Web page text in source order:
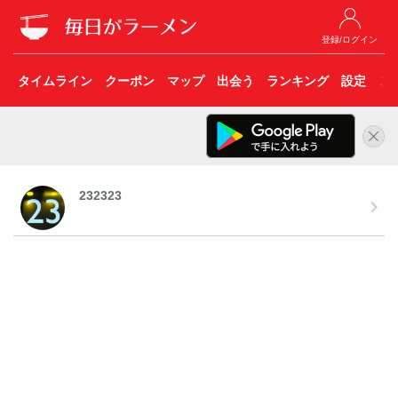
登録/ログイン
タイムライン クーポン マップ 出会う ランキング 設定 こ
232323